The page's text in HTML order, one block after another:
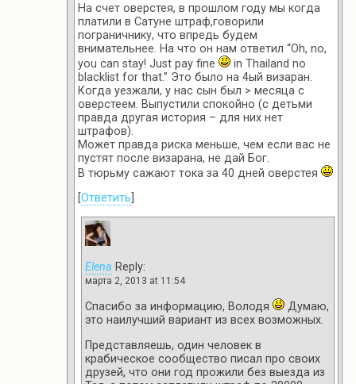
На счет оверстея, в прошлом году мы когда
платили в Сатуне штраф,говорили
пограничнику, что впредь будем
внимательнее. На что он нам ответил “Oh, no,
you can stay! Just pay fine
in Thailand no
blacklist for that.” Это было на 4ый визаран.
Когда уезжали, у нас сын был > месяца с
оверстеем. Выпустили спокойно (с детьми
правда другая история – для них нет
штрафов).
Может правда риска меньше, чем если вас не
пустят после визарана, не дай Бог.
В тюрьму сажают тока за 40 дней оверстея
Ответить
Elena Reply:
марта 2, 2013 at 11:54
Спасибо за информацию, Володя
Думаю,
это наилучший вариант из всех возможных.
Представляешь, один человек в
крабическое сообщество писал про своих
друзей, что они год прожили без выезда из